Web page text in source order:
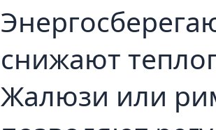
снижают
Жалюзи или